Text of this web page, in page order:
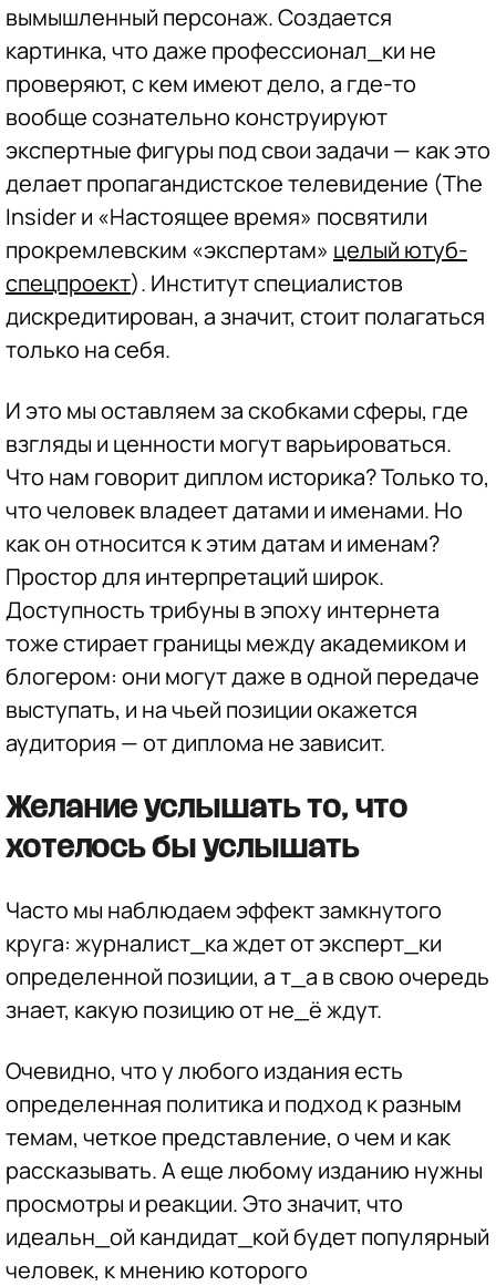
вымышленный персонаж. Создается
картинка, что даже профессионал_ки не
проверяют, с кем имеют дело, а где-то
вообще сознательно конструируют
экспертные фигуры под свои задачи — как это
делает пропагандистское телевидение (The
Insider и «Настоящее время» посвятили
прокремлевским «экспертам» целый ютуб-
спецпроект). Институт специалистов
дискредитирован, а значит, стоит полагаться
только на себя.
И это мы оставляем за скобками сферы, где
взгляды и ценности могут варьироваться.
Что нам говорит диплом историка? Только то,
что человек владеет датами и именами. Но
как он относится к этим датам и именам?
Простор для интерпретаций широк.
Доступность трибуны в эпоху интернета
тоже стирает границы между академиком и
блогером: они могут даже в одной передаче
выступать, и на чьей позиции окажется
аудитория — от диплома не зависит.
Желание услышать то, что
хотелось бы услышать
Часто мы наблюдаем эффект замкнутого
круга: журналист_ка ждет от эксперт_ки
определенной позиции, а т_а в свою очередь
знает, какую позицию от не_ё ждут.
Очевидно, что у любого издания есть
определенная политика и подход к разным
темам, четкое представление, о чем и как
рассказывать. А еще любому изданию нужны
просмотры и реакции. Это значит, что
идеальн_ой кандидат_кой будет популярный
человек, к мнению которого